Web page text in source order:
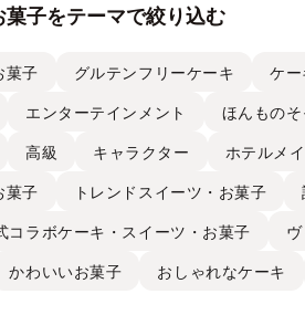
子をテーマで絞り込む
菓子 グルテンフリーケーキ ケ
エンターテインメント ほんもの
高級 キャラクター ホテルメ
菓子 トレンドスイーツ・お菓子
コラボケーキ・スイーツ・お菓子
かわいいお菓子 おしゃれなケーキ